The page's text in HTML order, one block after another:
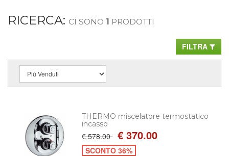
RICERCA: CI SONO 1 PRODOTTI
FILTRA
THERMO miscelatore termostatico
incasso
€ 578.00 € 370.00
SCONTO 36%